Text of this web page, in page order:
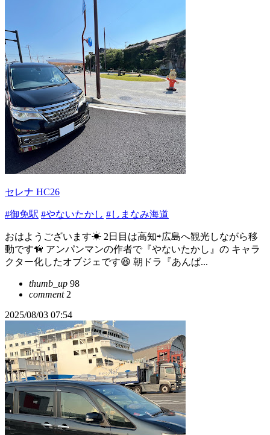
セレナ HC26
#御免駅 #やないたかし #しまなみ海道
おはようございます☀ 2日目は高知⇨広島へ観光しながら移
動です🦮 アンパンマンの作者で『やないたかし』の キャラ
クター化したオブジェです😆 朝ドラ『あんぱ...
thumb_up 98
comment2
2025/08/03 07:54